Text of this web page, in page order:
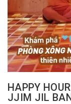
HAPPY
JJIM JIL